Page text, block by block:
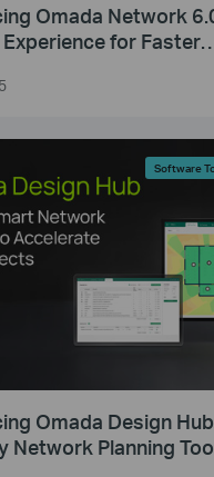
Omada Network
for Faster
Software
Omada Design
Network Planning